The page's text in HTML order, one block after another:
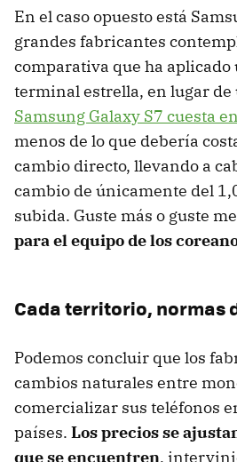
En el caso opuesto está
grandes fabricantes
comparativa que ha aplicado
terminal estrella, en lugar de
Samsung Galaxy S7 cuesta
menos de lo que debería
cambio directo, llevando a
cambio de únicamente del
subida. Guste más o guste
para el equipo de los
Cada territorio, normas
Podemos concluir que los
cambios naturales entre
comercializar sus teléfonos
países. Los precios se
que se encuentren,